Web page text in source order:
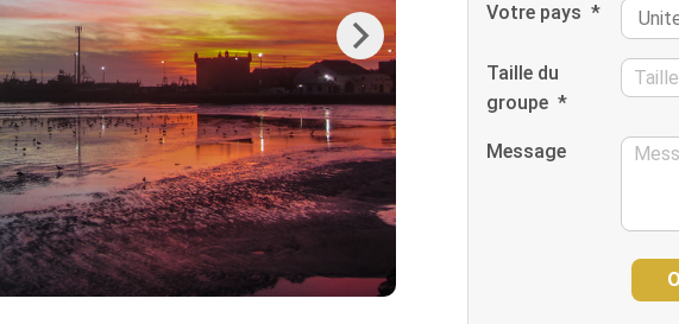
Next
Votre pays *
Taille du
groupe *
Message